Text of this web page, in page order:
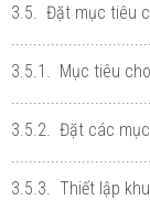
3.5. Đặt mục tiêu
3.5.1. Mục tiêu
3.5.2. Đặt các mục
3.5.3. Thiết lập